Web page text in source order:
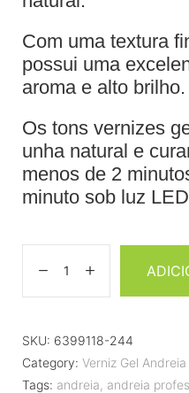
Com uma textura
possui uma
aroma e alto brilho.
Os tons vernizes
unha natural e
menos de 2
minuto sob luz
SKU: 6399118-244
Category: Verniz Gel Andreia
Tags: andreia, andreia